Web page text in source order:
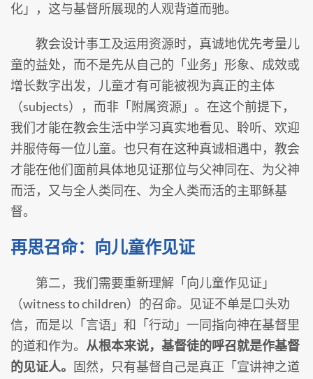
化」，这与基督所展现的人观背道而驰。
教会设计事工及运用资源时，真诚地优先考量儿
童的益处，而不是先从自己的「业务」形象、成效或
增长数字出发，儿童才有可能被视为真正的主体
（subjects），而非「附属资源」。在这个前提下，
我们才能在教会生活中学习真实地看见、聆听、欢迎
并服侍每一位儿童。也只有在这种真诚相遇中，教会
才能在他们面前具体地见证那位与父神同在、为父神
而活，又与全人类同在、为全人类而活的主耶稣基
督。
再思召命：向儿童作见证
第二，我们需要重新理解「向儿童作见证」
（witness to children）的召命。见证不单是口头劝
信，而是以「言语」和「行动」一同指向神在基督里
的道和作为。 从根本来说，基督徒的呼召就是作基督
的见证人。
固然，只有基督自己是真正「宣讲神之道